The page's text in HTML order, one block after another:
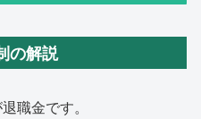
の解説
職金です。